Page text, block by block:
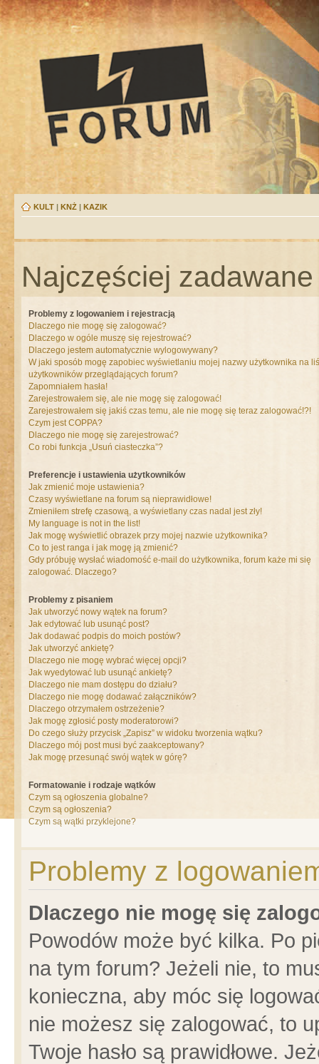
KULT | KNŻ | KAZIK
Najczęściej
Problemy z logowaniem i rejestracją
Dlaczego nie mogę się zalogować?
Dlaczego w ogóle muszę się rejestrować?
Dlaczego jestem automatycznie wylogowywany?
W jaki sposób mogę zapobiec wyświetlaniu mojej nazwy użytkownika na
użytkowników przeglądających forum?
Zapomniałem hasła!
Zarejestrowałem się, ale nie mogę się zalogować!
Zarejestrowałem się jakiś czas temu, ale nie mogę się teraz zalogować!?!
Czym jest COPPA?
Dlaczego nie mogę się zarejestrować?
Co robi funkcja „Usuń ciasteczka”?
Preferencje i ustawienia użytkowników
Jak zmienić moje ustawienia?
Czasy wyświetlane na forum są nieprawidłowe!
Zmieniłem strefę czasową, a wyświetlany czas nadal jest zły!
My language is not in the list!
Jak mogę wyświetlić obrazek przy mojej nazwie użytkownika?
Co to jest ranga i jak mogę ją zmienić?
Gdy próbuję wysłać wiadomość e-mail do użytkownika, forum każe mi się
zalogować. Dlaczego?
Problemy z pisaniem
Jak utworzyć nowy wątek na forum?
Jak edytować lub usunąć post?
Jak dodawać podpis do moich postów?
Jak utworzyć ankietę?
Dlaczego nie mogę wybrać więcej opcji?
Jak wyedytować lub usunąć ankietę?
Dlaczego nie mam dostępu do działu?
Dlaczego nie mogę dodawać załączników?
Dlaczego otrzymałem ostrzeżenie?
Jak mogę zgłosić posty moderatorowi?
Do czego służy przycisk „Zapisz” w widoku tworzenia wątku?
Dlaczego mój post musi być zaakceptowany?
Jak mogę przesunąć swój wątek w górę?
Formatowanie i rodzaje wątków
Czym są ogłoszenia globalne?
Czym są ogłoszenia?
Czym są wątki przyklejone?
Problemy z
Dlaczego nie mogę się
Powodów może być kilka. Po
na tym forum? Jeżeli nie, to
konieczna, aby móc się
nie możesz się zalogować, to
Twoje hasło są prawidłowe.